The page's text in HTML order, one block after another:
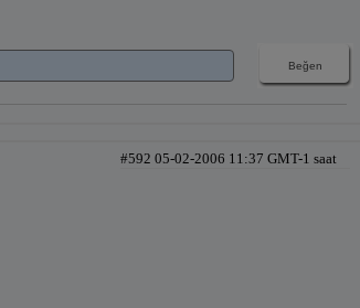
#592 05-02-2006 11:37 GMT-1 saat